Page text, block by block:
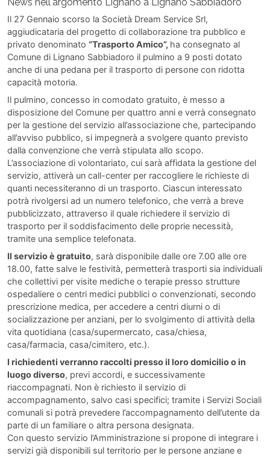
Il 27 Gennaio scorso la Società Dream Service Srl,
aggiudicataria del progetto di collaborazione tra pubblico e
privato denominato “Trasporto Amico”, ha consegnato al
Comune di Lignano Sabbiadoro il pulmino a 9 posti dotato
anche di una pedana per il trasporto di persone con ridotta
capacità motoria.
Il pulmino, concesso in comodato gratuito, è messo a
disposizione del Comune per quattro anni e verrà consegnato
per la gestione del servizio all’associazione che, partecipando
all’avviso pubblico, si impegnerà a svolgere quanto previsto
dalla convenzione che verrà stipulata allo scopo.
L’associazione di volontariato, cui sarà affidata la gestione del
servizio, attiverà un call-center per raccogliere le richieste di
quanti necessiteranno di un trasporto. Ciascun interessato
potrà rivolgersi ad un numero telefonico, che verrà a breve
pubblicizzato, attraverso il quale richiedere il servizio di
trasporto per il soddisfacimento delle proprie necessità,
tramite una semplice telefonata.
Il servizio è gratuito, sarà disponibile dalle ore 7.00 alle ore
18.00, fatte salve le festività, permetterà trasporti sia individuali
che collettivi per visite mediche o terapie presso strutture
ospedaliere o centri medici pubblici o convenzionati, secondo
prescrizione medica, per accedere a centri diurni o di
socializzazione per anziani, per lo svolgimento di attività della
vita quotidiana (casa/supermercato, casa/chiesa,
casa/farmacia, casa/cimitero, etc.).
I richiedenti verranno raccolti presso il loro domicilio o in
luogo diverso, previ accordi, e successivamente
riaccompagnati. Non è richiesto il servizio di
accompagnamento, salvo casi specifici; tramite i Servizi Sociali
comunali si potrà prevedere l’accompagnamento dell’utente da
parte di un familiare o altra persona designata.
Con questo servizio l’Amministrazione si propone di integrare i
servizi già disponibili sul territorio per le persone anziane e